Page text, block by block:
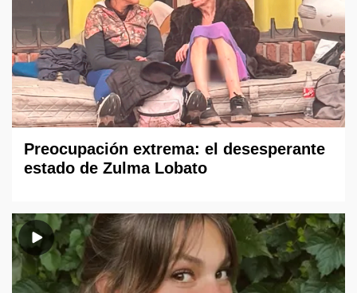
Preocupación extrema: el desesperante
estado de Zulma Lobato